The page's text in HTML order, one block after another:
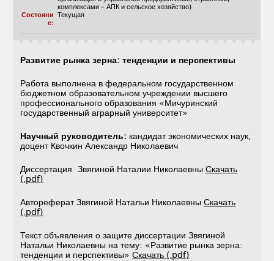
комплексами – АПК и сельское хозяйство)
Состояни
е:
Текущая
Развитие рынка зерна: тенденции и перспективы
Работа выполнена в федеральном государственном
бюджетном образовательном учреждении высшего
профессионального образования «Мичуринский
государственный аграрный университет»
Научный руководитель: кандидат экономических наук,
доцент Квочкин Александр Николаевич
Диссертация Звягиной Наталии НиколаевныСкачать
(.pdf)
Автореферат Звягиной Натальи НиколаевныСкачать
(.pdf)
Текст объявления о защите диссертации Звягиной
Натальи Николаевны на тему: «Развитие рынка зерна:
тенденции и перспективы»Скачать (.pdf)